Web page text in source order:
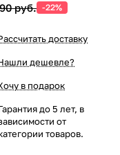
руб. -22%
доставку
дешевле?
в подарок
до 5 лет, в
от
товаров.